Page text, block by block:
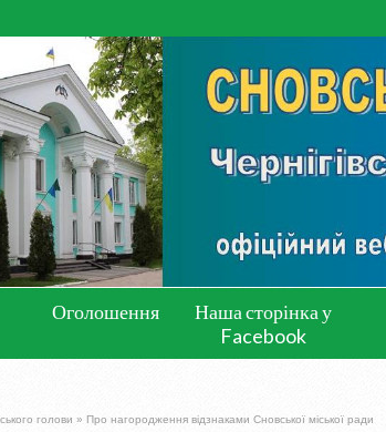
Оголошення
Наша сторінка у
Facebook
голови » Про нагородження відзнаками Сновської міської ради